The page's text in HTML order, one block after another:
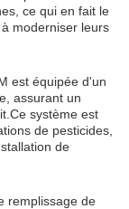
ce qui en fait le
moderniser leurs
est équipée d'un
assurant un
système est
de pesticides,
de
remplissage de